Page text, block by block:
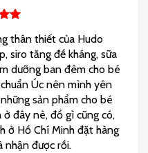
thân thiết của Hudo
siro tăng đề kháng, sữa
dưỡng ban đêm cho bé
Úc nên mình yên
sản phẩm cho bé
đây nè, đồ gì cũng có,
ở Hồ Chí Minh đặt hàng
được rồi.